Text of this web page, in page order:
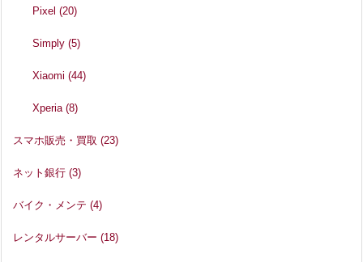
Pixel(20)
Simply(5)
Xiaomi(44)
Xperia(8)
スマホ販売・買取 (23)
ネット銀行 (3)
バイク・メンテ (4)
レンタルサーバー (18)